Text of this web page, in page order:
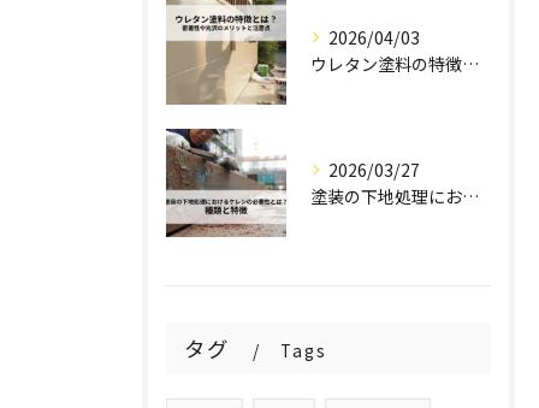
2026/04/03
ウレタン塗料の特徴とは？密着性や光沢のメリットと注意点を解説！
2026/03/27
塗装の下地処理におけるケレンの必要性とは？種類と特徴を解説！
タグ Tags